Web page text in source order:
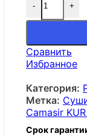
- +
Сравнить
Избранное
Категория:
Метка:
Camasir
Срок